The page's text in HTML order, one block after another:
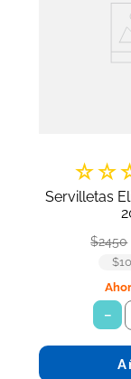
☆☆
Servilletas
$2450
－